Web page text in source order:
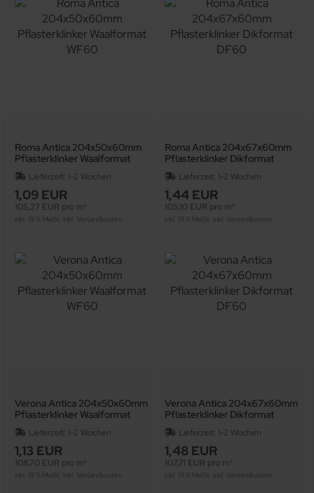
Roma Antica 204x50x60mm
Pflasterklinker Waalformat
Lieferzeit: 1-2 Wochen
1,09 EUR
105,27 EUR pro m²
inkl. 19 % MwSt. inkl. Versandkosten
Roma Antica 204x67x60mm
Pflasterklinker Dikformat
Lieferzeit: 1-2 Wochen
1,44 EUR
105,10 EUR pro m²
inkl. 19 % MwSt. inkl. Versandkosten
Verona Antica 204x50x60mm
Pflasterklinker Waalformat
WF60
Lieferzeit: 1-2 Wochen
1,13 EUR
108,70 EUR pro m²
inkl. 19 % MwSt. inkl. Versandkosten
Verona Antica 204x67x60mm
Pflasterklinker Dikformat
DF60
Lieferzeit: 1-2 Wochen
1,48 EUR
107,71 EUR pro m²
inkl. 19 % MwSt. inkl. Versandkosten